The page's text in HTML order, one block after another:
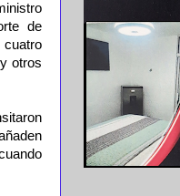
de
otros